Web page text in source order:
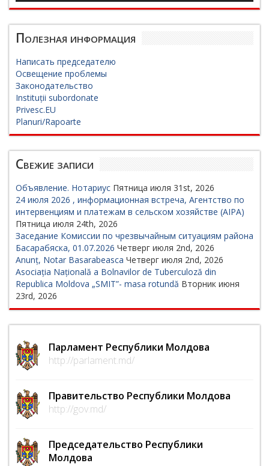
Полезная информация
Написать председателю
Освещение проблемы
Законодательство
Instituții subordonate
Privesc.EU
Planuri/Rapoarte
Свежие записи
Объявление. Нотариус Пятница июля 31st, 2026
24 июля 2026 , информационная встреча, Агентство по
интервенциям и платежам в сельском хозяйстве (AIPA)
Пятница июля 24th, 2026
Заседание Комиссии по чрезвычайным ситуациям района
Басарабяска, 01.07.2026 Четверг июля 2nd, 2026
Anunț, Notar Basarabeasca Четверг июля 2nd, 2026
Asociația Națională a Bolnavilor de Tuberculoză din
Republica Moldova „SMIT”- masa rotundă Вторник июня
23rd, 2026
Парламент Республики Молдова
http://parlament.md/
Правительство Республики Молдова
http://gov.md/
Председательство Республики
Молдова